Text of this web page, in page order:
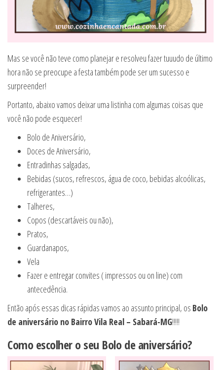
Mas se você não teve como planejar e resolveu fazer tuuudo de último
hora não se preocupe a festa também pode ser um sucesso e
surpreender!
Portanto, abaixo vamos deixar uma listinha com algumas coisas que
você não pode esquecer!
Bolo de Aniversário,
Doces de Aniversário,
Entradinhas salgadas,
Bebidas (sucos, refrescos, água de coco, bebidas alcoólicas,
refrigerantes…)
Talheres,
Copos (descartáveis ou não),
Pratos,
Guardanapos,
Vela
Fazer e entregar convites ( impressos ou on line) com
antecedência.
Então após essas dicas rápidas vamos ao assunto principal, os Bolo
de aniversário no Bairro Vila Real – Sabará-MG!!!!!
Como escolher o seu Bolo de aniversário?